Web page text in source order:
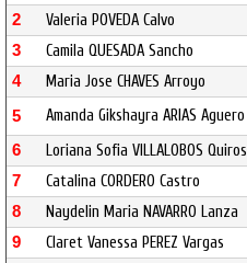
2 Valeria POVEDA Calvo
3 Camila QUESADA Sancho
4 Maria Jose CHAVES Arroyo
5 Amanda Gikshayra ARIAS Aguero
6 Loriana Sofia VILLALOBOS Quiros
7 Catalina CORDERO Castro
8 Naydelin Maria NAVARRO Lanza
9 Claret Vanessa PEREZ Vargas